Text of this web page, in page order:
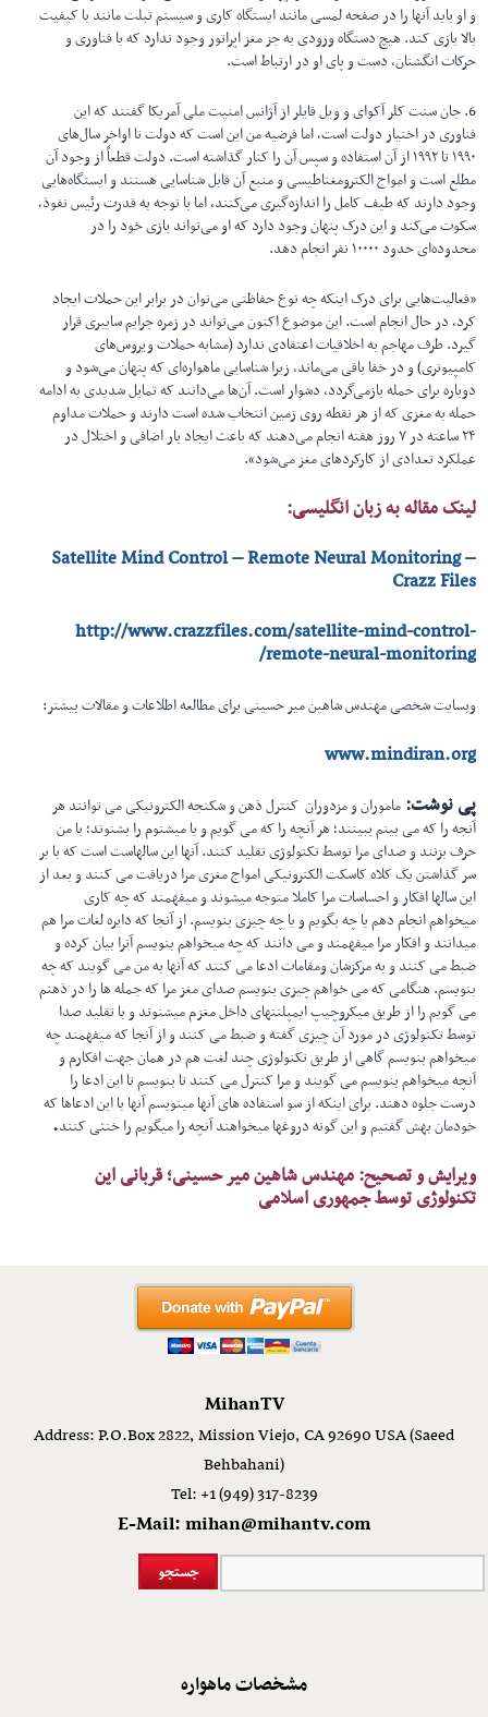
و او باید آنها را در صفحه لمسی مانند ایستگاه کاری و سیستم تبلت مانند با کیفیت
بالا بازی کند. هیچ دستگاه ورودی به جز مغز اپراتور وجود ندارد که با فناوری و
حرکات انگشتان، دست و پای او در ارتباط است.
6. جان سنت کلر آکوای و ویل فایلر از آژانس امنیت ملی آمریکا گفتند که این
فناوری در اختیار دولت است، اما فرضیه من این است که دولت تا اواخر سال‌های
۱۹۹۰ تا ۱۹۹۲ از آن استفاده و سپس آن را کنار گذاشته است. دولت قطعاً از وجود آن
مطلع است و امواج الکترومغناطیسی و منبع آن قابل شناسایی هستند و ایستگاه‌هایی
وجود دارند که طیف کامل را اندازه‌گیری می‌کنند، اما با توجه به قدرت رئیس نفوذ،
سکوت می‌کند و این درک پنهان وجود دارد که او می‌تواند بازی خود را در
محدوده‌ای حدود ۱۰۰۰۰ نفر انجام دهد.
«فعالیت‌هایی برای درک اینکه چه نوع حفاظتی می‌توان در برابر این حملات ایجاد
کرد، در حال انجام است. این موضوع اکنون می‌تواند در زمره جرایم سایبری قرار
گیرد. طرف مهاجم به اخلاقیات اعتقادی ندارد (مشابه حملات ویروس‌های
کامپیوتری) و در خفا باقی می‌ماند، زیرا شناسایی ماهواره‌ای که پنهان می‌شود و
دوباره برای حمله بازمی‌گردد، دشوار است. آن‌ها می‌دانند که تمایل شدیدی به ادامه
حمله به مغزی که از هر نقطه روی زمین انتخاب شده است دارند و حملات مداوم
۲۴ ساعته در ۷ روز هفته انجام می‌دهند که باعث ایجاد بار اضافی و اختلال در
عملکرد تعدادی از کارکردهای مغز می‌شود».
لینک مقاله به زبان انگلیسی:
Satellite Mind Control – Remote Neural Monitoring –
Crazz Files
http://www.crazzfiles.com/satellite-mind-control-
remote-neural-monitoring/
وبسایت شخصی مهندس شاهین میر حسینی برای مطالعه اطلاعات و مقالات بیشتر:
www.mindiran.org
پی نوشت:ماموران و مزدوران کنترل ذهن و شکنجه الکترونیکی می توانند هر
آنجه را که می بینم ببینند؛ هر آنچه را که می گویم و یا میشنوم را بشنوند؛ با من
حرف بزنند و صدای مرا توسط تکنولوژی تقلید کنند. آنها این سالهاست است که با بر
سر گذاشتن یک کلاه کاسکت الکترونیکی امواج مغزی مرا دریافت می کنند و بعد از
این سالها افکار و احساسات مرا کاملا متوجه میشوند و میفهمند که چه کاری
میخواهم انجام دهم یا چه بگویم و یا چه چیزی بنویسم. از آنجا که دایره لغات مرا هم
میدانند و افکار مرا میفهمند و می دانند که چه میخواهم بنویسم آنرا بیان کرده و
ضبط می کنند و به مرکزشان ومقامات ادعا می کنند که آنها به من می گویند که چه
بنویسم. هنگامی که می خواهم چیزی بنویسم صدای مغز مرا که جمله ها را در ذهنم
می گویم را از طریق میکروچیپ ایمپلنتهای داخل مغزم میشنوند و با تقلید صدا
توسط تکنولوژی در مورد آن چیزی گفته و ضبط می کنند و از آنجا که میفهمند چه
میخواهم بنویسم گاهی از طریق تکنولوژی چند لغت هم در همان جهت افکارم و
آنچه میخواهم بنویسم می گویند و مرا کنترل می کنند تا بنویسم تا این ادعا را
درست جلوه دهند. برای اینکه از سو استفاده های آنها مینویسم آنها با این ادعاها که
خودمان بهش گفتیم و این گونه دروغها میخواهند آنچه را میگویم را خنثی کنند.
ویرایش و تصحیح: مهندس شاهین میر حسینی؛ قربانی این
تکنولوژی توسط جمهوری اسلامی
MihanTV
Address: P.O.Box 2822, Mission Viejo, CA 92690 USA (Saeed
Behbahani)
Tel: +1 (949) 317-8239
E-Mail: mihan@mihantv.com
مشخصات ماهواره